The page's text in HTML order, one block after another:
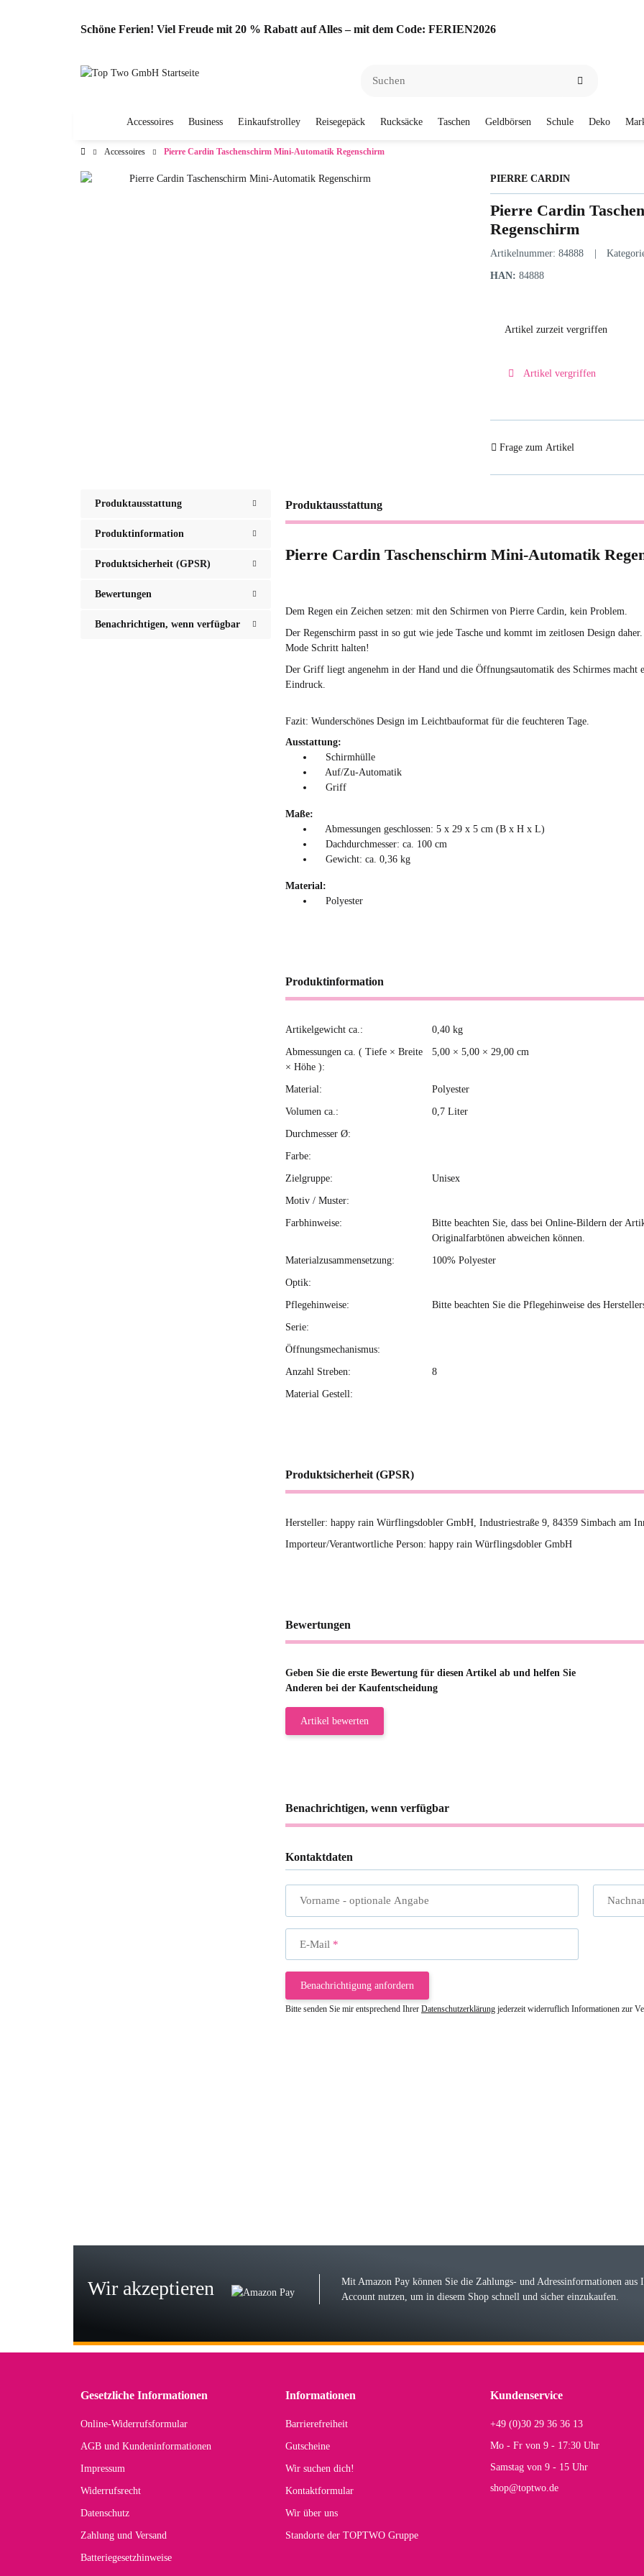
Schöne Ferien! Viel Freude mit 20 % Rabatt auf Alles – mit dem Code: FERIEN2026
Accessoires Business Einkaufstrolley Reisegepäck Rucksäcke Taschen Geldbörsen Schule Deko
Accessoires Pierre Cardin Taschenschirm Mini-Automatik Regenschirm
PIERRE CARDIN
Pierre Cardin
Regenschirm
Artikelnummer: 84888
HAN: 84888
Artikel zurzeit vergriffen
Artikel vergriffen
Frage zum Artikel
Produktausstattung
Produktinformation
Produktsicherheit (GPSR)
Bewertungen
Benachrichtigen, wenn verfügbar
Produktausstattung
Pierre Cardin Taschenschirm Mini-Automatik
Dem Regen ein Zeichen setzen: mit den Schirmen von Pierre Cardin, kein Problem.
Der Regenschirm passt in so gut wie jede Tasche und kommt im zeitlosen Design
Mode Schritt halten!
Der Griff liegt angenehm in der Hand und die Öffnungsautomatik des Schirmes macht
Eindruck.
Fazit: Wunderschönes Design im Leichtbauformat für die feuchteren Tage.
Ausstattung:
Schirmhülle
Auf/Zu-Automatik
Griff
Maße:
Abmessungen geschlossen: 5 x 29 x 5 cm (B x H x L)
Dachdurchmesser: ca. 100 cm
Gewicht: ca. 0,36 kg
Material:
Polyester
Produktinformation
Produkteigenschaft
Wert
Artikelgewicht ca.: 0,40 kg
Abmessungen ca. ( Tiefe × Breite
× Höhe ):
5,00 × 5,00 × 29,00 cm
Material: Polyester
Volumen ca.: 0,7 Liter
Durchmesser Ø:
Farbe:
Zielgruppe: Unisex
Motiv / Muster:
Farbhinweise:
Bitte beachten Sie, dass bei Online-Bildern der
Originalfarbtönen abweichen können.
Materialzusammensetzung: 100% Polyester
Optik:
Pflegehinweise: Bitte beachten Sie die Pflegehinweise des
Serie:
Öffnungsmechanismus:
Anzahl Streben: 8
Material Gestell:
Produktsicherheit (GPSR)
Hersteller: happy rain Würflingsdobler GmbH, Industriestraße 9, 84359 Simbach am
Importeur/Verantwortliche Person: happy rain Würflingsdobler GmbH
Bewertungen
Geben Sie die erste Bewertung für diesen Artikel ab und helfen Sie
Anderen bei der Kaufentscheidung
Artikel bewerten
Benachrichtigen, wenn verfügbar
Kontaktdaten
Vorname - optionale Angabe
E-Mail
Benachrichtigung anfordern
Bitte senden Sie mir entsprechend Ihrer Datenschutzerklärung jederzeit widerruflich Informationen zur
Der Koffer macht einen sehr soliden Eindruck. Die Zuverlässigkeit muss sich noch in
Hans E
Wir akzeptieren
Mit Amazon Pay können Sie die Zahlungs- und Adressinformationen aus
Account nutzen, um in diesem Shop schnell und sicher einzukaufen.
Gesetzliche Informationen
Online-Widerrufsformular
AGB und Kundeninformationen
Impressum
Widerrufsrecht
Datenschutz
Zahlung und Versand
Batteriegesetzhinweise
Informationen
Barrierefreiheit
Gutscheine
Wir suchen dich!
Kontaktformular
Wir über uns
Standorte der TOPTWO Gruppe
Kundenservice
+49 (0)30 29 36 36 13
Mo - Fr von 9 - 17:30 Uhr
Samstag von 9 - 15 Uhr
shop@toptwo.de